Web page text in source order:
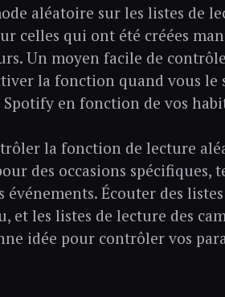
aléatoire sur les listes de
celles qui ont été créées
Un moyen facile de
la fonction quand vous
en fonction de vos
la fonction de lecture
des occasions spécifiques,
Écouter des
et les listes de lecture des
idée pour contrôler vos